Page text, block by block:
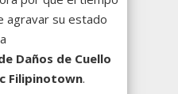
agravar su estado
Daños de Cuello
Filipinotown.